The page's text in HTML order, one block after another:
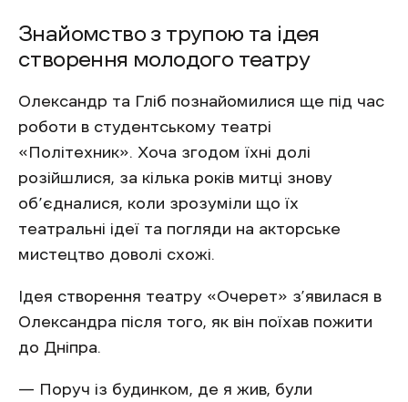
Знайомство з трупою та ідея
створення молодого театру
Олександр та Гліб познайомилися ще під час
роботи в студентському театрі
«Політехник». Хоча згодом їхні долі
розійшлися, за кілька років митці знову
об’єдналися, коли зрозуміли що їх
театральні ідеї та погляди на акторське
мистецтво доволі схожі.
Ідея створення театру «Очерет» з’явилася в
Олександра після того, як він поїхав пожити
до Дніпра.
— Поруч із будинком, де я жив, були